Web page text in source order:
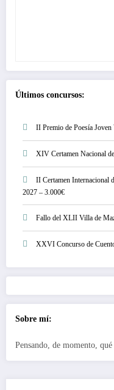
Últimos concursos:
II Premio de Poesía
XIV Certamen Nacional
II Certamen
2027 – 3.000€
Fallo del XLII Villa de
XXVI Concurso de
Sobre mí:
Pensando, de momento,